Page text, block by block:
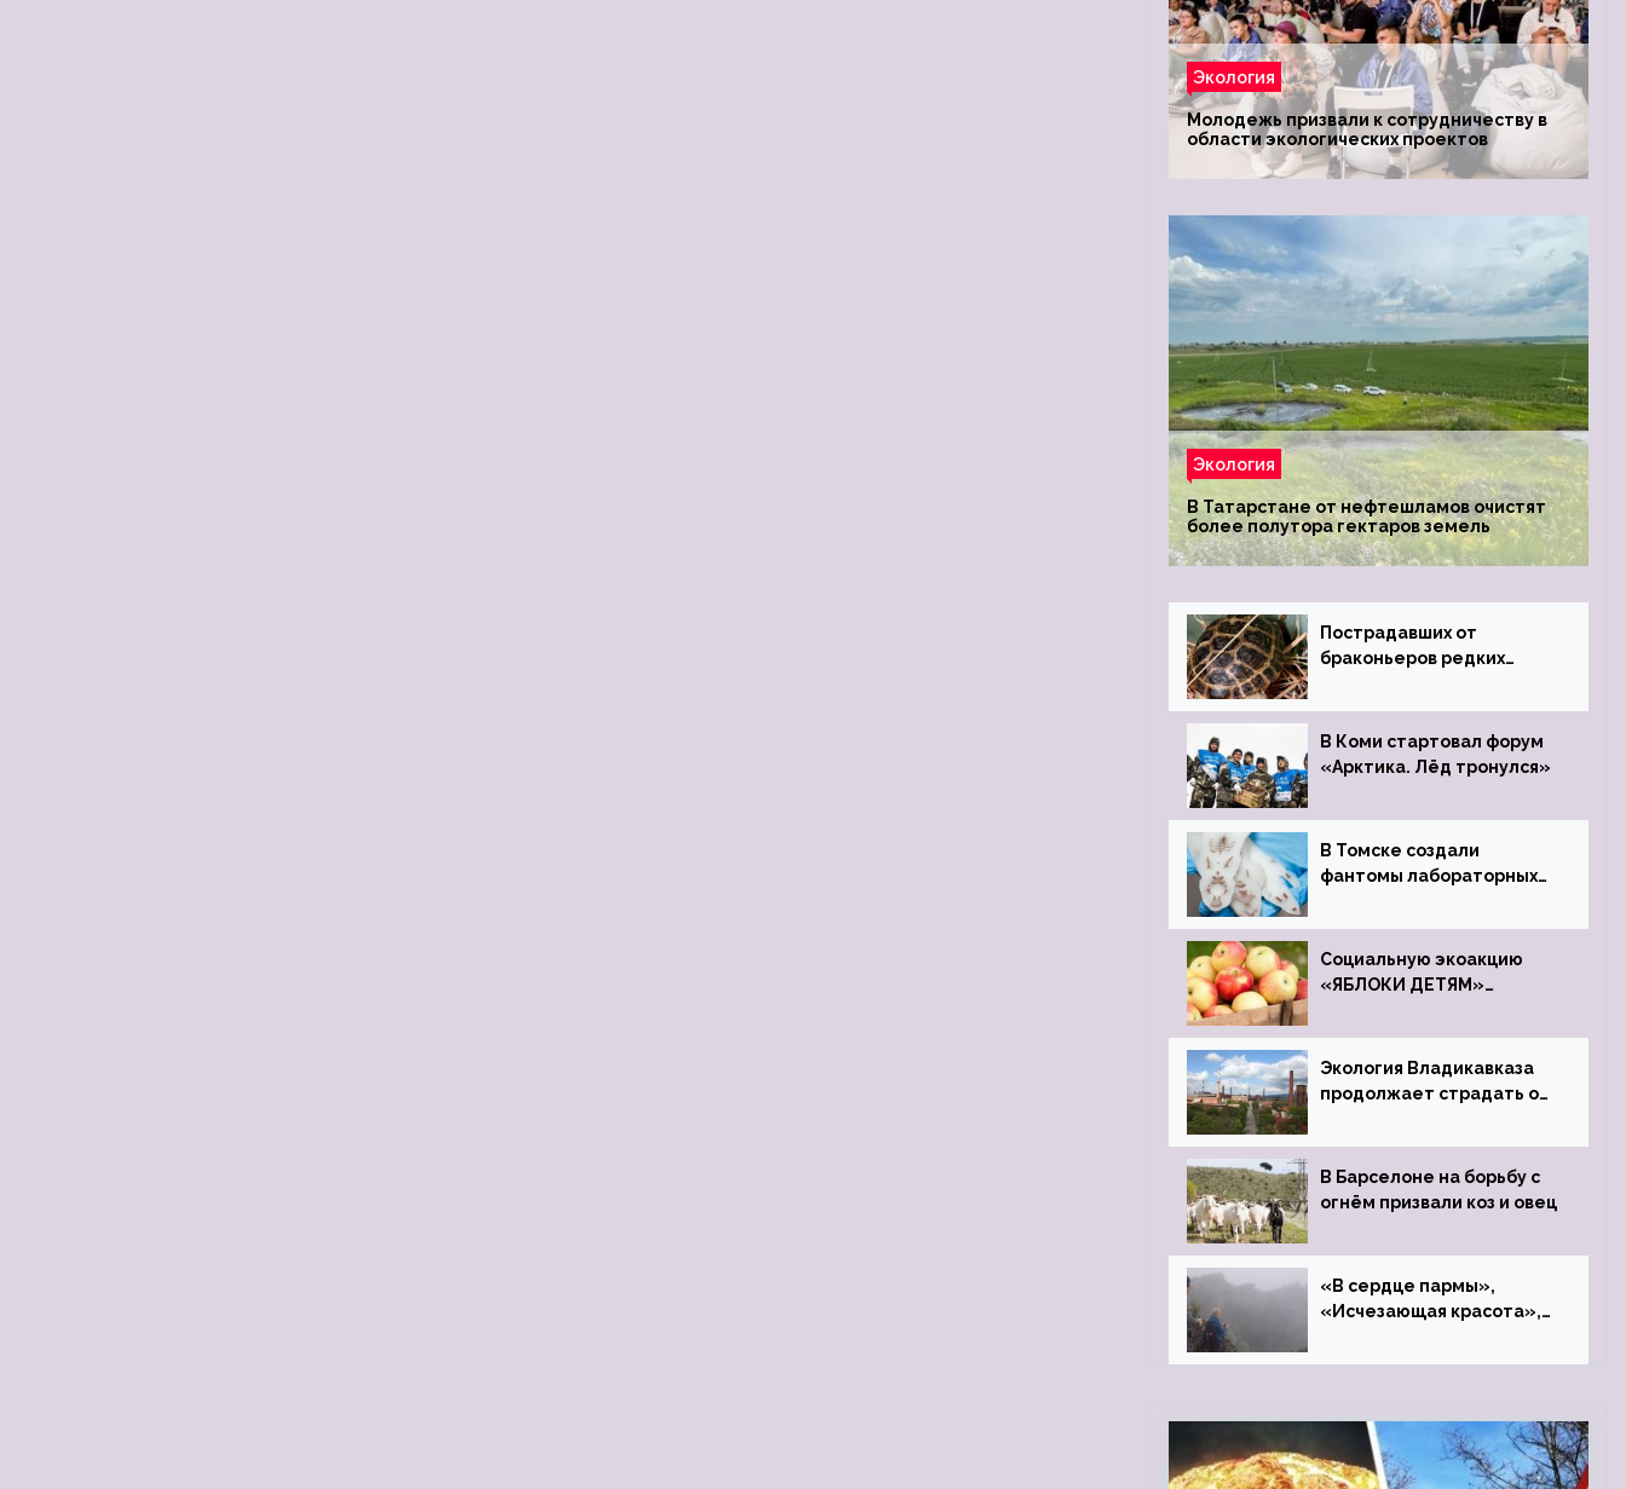
Экология
Молодежь призвали к сотрудничеству в
области экологических проектов
Экология
В Татарстане от нефтешламов очистят
более полутора гектаров земель
Пострадавших от
браконьеров редких
Ростовский зоопарк
В Коми стартовал форум
«Арктика. Лёд тронулся»
В Томске создали
фантомы лабораторных
Социальную экоакцию
«ЯБЛОКИ ДЕТЯМ»
Экология Владикавказа
продолжает страдать от
завода
В Барселоне на борьбу с
огнём призвали коз и овец
«В сердце пармы»,
«Исчезающая красота»,